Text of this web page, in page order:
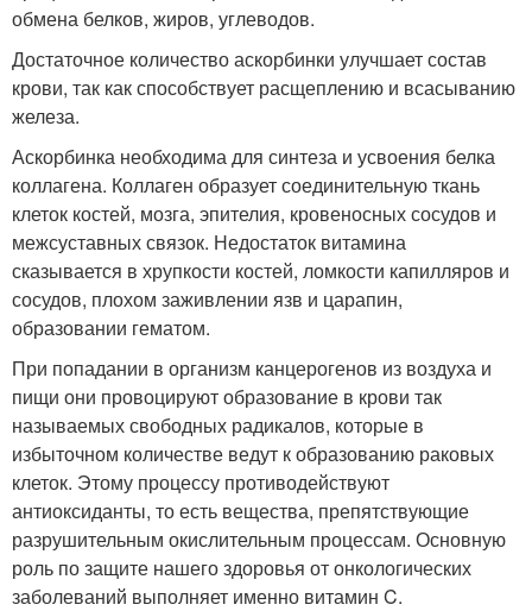
обмена белков, жиров, углеводов.
Достаточное количество аскорбинки улучшает состав
крови, так как способствует расщеплению и всасыванию
железа.
Аскорбинка необходима для синтеза и усвоения белка
коллагена. Коллаген образует соединительную ткань
клеток костей, мозга, эпителия, кровеносных сосудов и
межсуставных связок. Недостаток витамина
сказывается в хрупкости костей, ломкости капилляров и
сосудов, плохом заживлении язв и царапин,
образовании гематом.
При попадании в организм канцерогенов из воздуха и
пищи они провоцируют образование в крови так
называемых свободных радикалов, которые в
избыточном количестве ведут к образованию раковых
клеток. Этому процессу противодействуют
антиоксиданты, то есть вещества, препятствующие
разрушительным окислительным процессам. Основную
роль по защите нашего здоровья от онкологических
заболеваний выполняет именно витамин C.